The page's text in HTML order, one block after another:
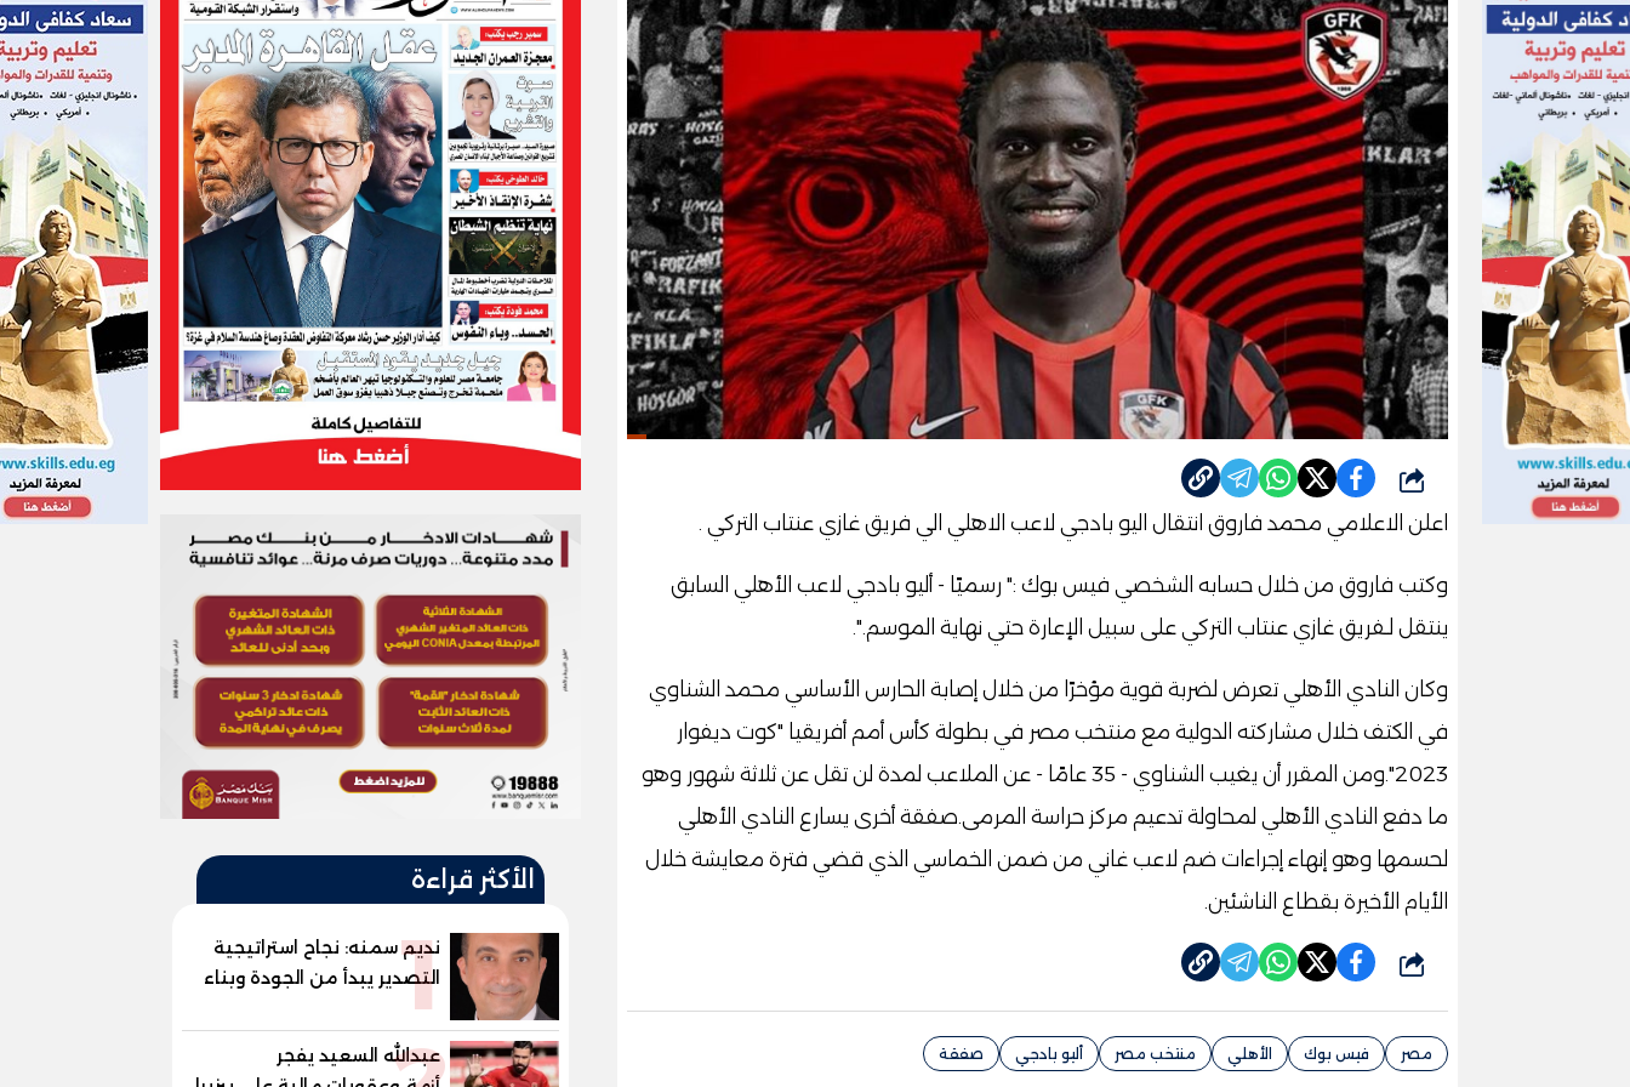
شارك
اعلن الاعلامي محمد فاروق انتقال اليو بادجي لاعب الاهلي الي فريق غازي عنتاب التركي .
وكتب فاروق من خلال حسابه الشخصي فيس بوك :" رسميًا - أليو بادجي لاعب الأهلي السابق
ينتقل لـفريق غازي عنتاب التركي على سبيل الإعارة حتي نهاية الموسم.".
وكان النادي الأهلي تعرض لضربة قوية مؤخرًا من خلال إصابة الحارس الأساسي محمد الشناوي
في الكتف خلال مشاركته الدولية مع منتخب مصر في بطولة كأس أمم أفريقيا "كوت ديفوار
2023".ومن المقرر أن يغيب الشناوي - 35 عامًا - عن الملاعب لمدة لن تقل عن ثلاثة شهور وهو
ما دفع النادي الأهلي لمحاولة تدعيم مركز حراسة المرمى.صفقة أخرى يسارع النادي الأهلي
لحسمها وهو إنهاء إجراءات ضم لاعب غاني من ضمن الخماسي الذي قضي فترة معايشة خلال
الأيام الأخيرة بقطاع الناشئين.
شارك
مصر فيس بوك الأهلي منتخب مصر أليو بادجي صفقة
الأكثر قراءة
1
نديم سمنه: نجاح استراتيجية
التصدير يبدأ من الجودة وبناء
الثقة في شعار "صنع في
مصر"
عبدالله السعيد يفجر